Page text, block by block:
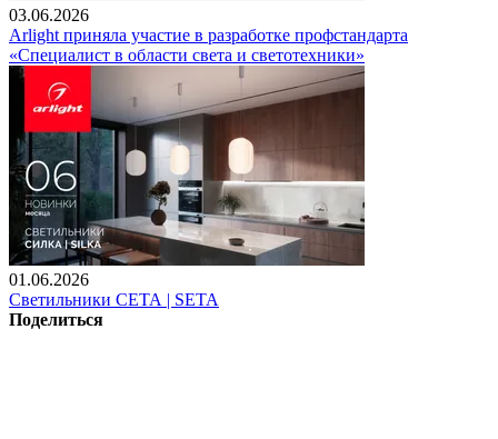
03.06.2026
Arlight приняла участие в разработке профстандарта
«Специалист в области света и светотехники»
01.06.2026
Светильники СЕТА | SETA
Поделиться